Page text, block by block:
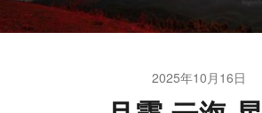
2025年10月16日